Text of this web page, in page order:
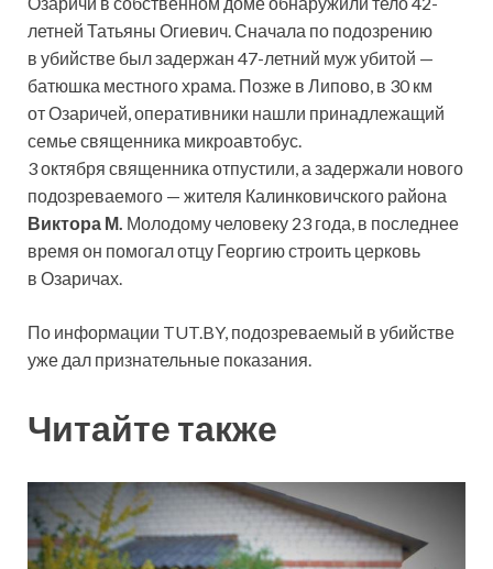
летней Татьяны Огиевич. Сначала по подозрению
в убийстве был задержан 47-летний муж убитой —
батюшка местного храма. Позже в Липово, в 30 км
от Озаричей, оперативники нашли принадлежащий
семье священника микроавтобус.
3 октября священника отпустили, а задержали нового
подозреваемого — жителя Калинковичского района
Виктора М. Молодому человеку 23 года, в последнее
время он помогал отцу Георгию строить церковь
в Озаричах.
По информации TUT.BY, подозреваемый в убийстве
уже дал признательные показания.
Читайте также